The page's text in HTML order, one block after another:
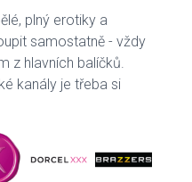
plný erotiky a
samostatně - vždy
z hlavních balíčků.
kanály je třeba si